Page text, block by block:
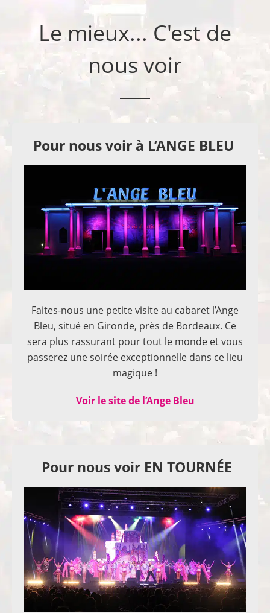
Le mieux... C'est de
nous voir
Pour nous voir à L’ANGE BLEU
Faites-nous une petite visite au cabaret l’Ange
Bleu, situé en Gironde, près de Bordeaux. Ce
sera plus rassurant pour tout le monde et vous
passerez une soirée exceptionnelle dans ce lieu
magique !
Voir le site de l’Ange Bleu
Pour nous voir EN TOURNÉE